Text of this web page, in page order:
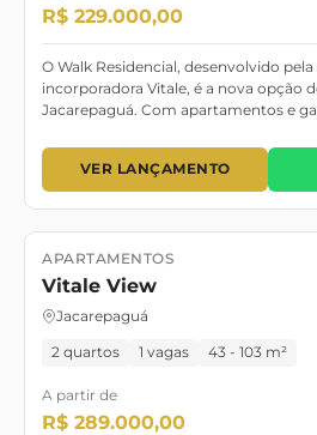
R$ 229.000,00
O Walk Residencial, desenvolvido
incorporadora Vitale, é a nova opção
Jacarepaguá. Com apartamentos e
VER LANÇAMENTO
Lançamento Novembro 2026
APARTAMENTOS
Vitale View
Jacarepaguá
2 quartos 1 vagas 43 - 103 m²
A partir de
R$ 289.000,00